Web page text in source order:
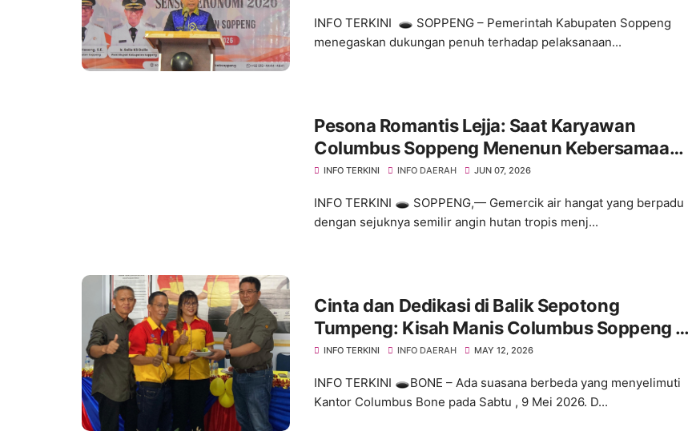
INFO TERKINI 🕳️ SOPPENG – Pemerintah Kabupaten Soppeng
menegaskan dukungan penuh terhadap pelaksanaan...
Pesona Romantis Lejja: Saat Karyawan
Columbus Soppeng Menenun Kebersamaan
di Tengah Hangatnya Sumber Mata Air
INFO TERKINI INFO DAERAH JUN 07, 2026
INFO TERKINI 🕳️ ​SOPPENG,— Gemercik air hangat yang berpadu
dengan sejuknya semilir angin hutan tropis menj...
Cinta dan Dedikasi di Balik Sepotong
Tumpeng: Kisah Manis Columbus Soppeng &
Tator di Bone
INFO TERKINI INFO DAERAH MAY 12, 2026
INFO TERKINI 🕳️​BONE – Ada suasana berbeda yang menyelimuti
Kantor Columbus Bone pada Sabtu , 9 Mei 2026. D...